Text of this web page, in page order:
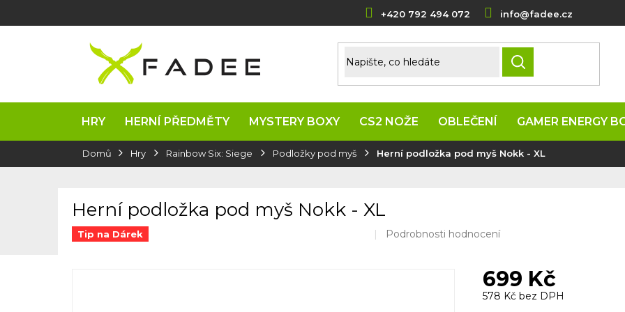
+420 792 494 072 info@fadee.cz
HLEDAT
HRY HERNÍ PŘEDMĚTY MYSTERY BOXY CS2 NOŽE OBLEČENÍ GAMER ENERGY
DomůHry Rainbow Six: Siege Podložky pod myš Herní podložka pod myš Nokk - XL
Herní podložka pod myš Nokk - XL
Tip na Dárek
Průměrné
Podrobnosti hodnocení
699 Kč
578 Kč bez DPH